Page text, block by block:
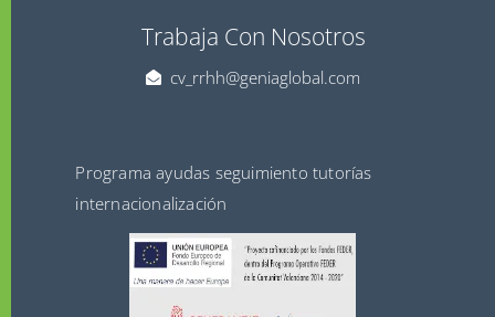
Trabaja Con Nosotros
cv_rrhh@geniaglobal.com
Programa ayudas seguimiento tutorías
internacionalización